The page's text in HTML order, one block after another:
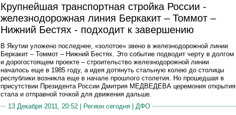
Крупнейшая транспортная стройка России -
железнодорожная линия Беркакит – Томмот –
Нижний Бестях - подходит к завершению
В Якутии уложено последнее, «золотое» звено в железнодорожной линии
Беркакит – Томмот – Нижний Бестях. Это событие подводит черту в долгом
и дорогостоящем проекте – строительство железнодорожной линии
началось еще в 1985 году, а идея дотянуть стальную колею до столицы
республики возникла еще в начале прошлого столетия. Но прошедшая в
присутствии Президента России Дмитрия МЕДВЕДЕВА церемония открытия
стала и отправной точкой для движения дальше.
13 Декабря 2011, 20:52 |
Регион сегодня ДФО